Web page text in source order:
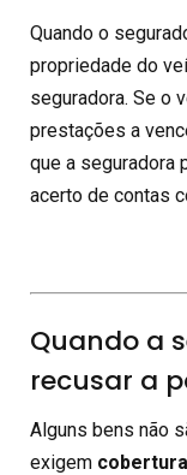
Quando o
propriedade do
seguradora. Se o
prestações a
que a seguradora
acerto de contas
Quando a
recusar a
Alguns bens não
exigem